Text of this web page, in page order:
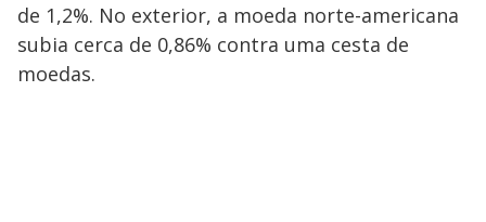
de 1,2%. No exterior, a moeda norte-americana
subia cerca de 0,86% contra uma cesta de
moedas.